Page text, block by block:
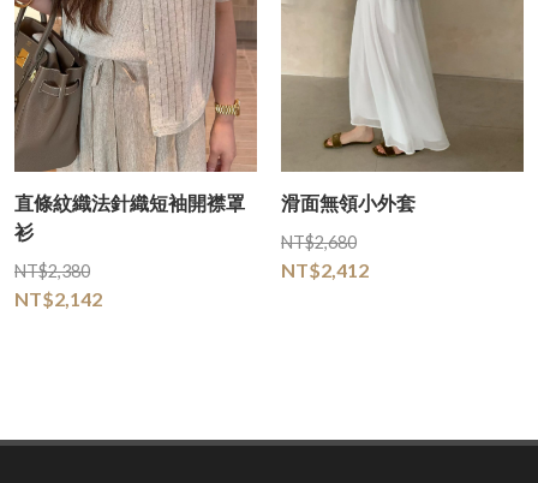
直條紋織法針織短袖開襟罩
衫
NT$2,380
NT$2,142
滑面無領小外套
NT$2,680
NT$2,412